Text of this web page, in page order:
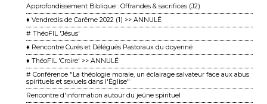
Approfondissement Biblique : Offrandes & sacrifices (J2)
♦ Vendredis de Carême 2022 (1) >> ANNULÉ
# ThéoFIL 'Jésus'
♦ Rencontre Curés et Délégués Pastoraux du doyenné
♦ ThéoFIL 'Croire' >> ANNULÉ
# Conférence "La théologie morale, un éclairage salvateur face aux abus
spirituels et sexuels dans l'Église"
Rencontre d'information autour du jeûne spirituel